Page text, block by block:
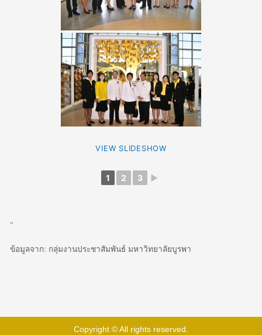
VIEW SLIDESHOW
1 2 3 ►
"
ข้อมูลจาก: กลุ่มงานประชาสัมพันธ์ มหาวิทยาลัยบูรพา
Copyright © All rights reserved.